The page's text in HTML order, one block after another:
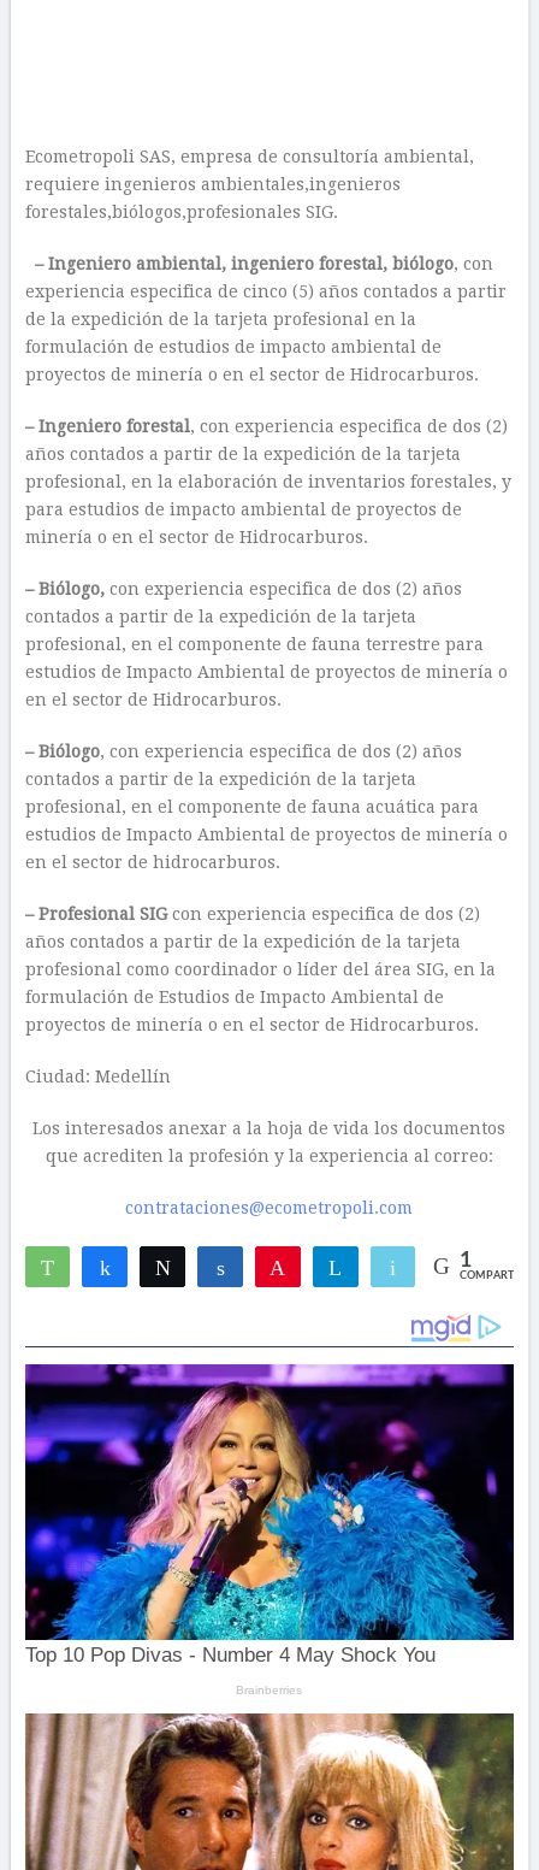
Ecometropoli SAS, empresa de consultoría ambiental,
requiere ingenieros ambientales,ingenieros
forestales,biólogos,profesionales SIG.
– Ingeniero ambiental, ingeniero forestal, biólogo, con
experiencia especifica de cinco (5) años contados a partir
de la expedición de la tarjeta profesional en la
formulación de estudios de impacto ambiental de
proyectos de minería o en el sector de Hidrocarburos.
– Ingeniero forestal, con experiencia especifica de dos (2)
años contados a partir de la expedición de la tarjeta
profesional, en la elaboración de inventarios forestales, y
para estudios de impacto ambiental de proyectos de
minería o en el sector de Hidrocarburos.
– Biólogo,con experiencia especifica de dos (2) años
contados a partir de la expedición de la tarjeta
profesional, en el componente de fauna terrestre para
estudios de Impacto Ambiental de proyectos de minería o
en el sector de Hidrocarburos.
– Biólogo, con experiencia especifica de dos (2) años
contados a partir de la expedición de la tarjeta
profesional, en el componente de fauna acuática para
estudios de Impacto Ambiental de proyectos de minería o
en el sector de hidrocarburos.
– Profesional SIGcon experiencia especifica de dos (2)
años contados a partir de la expedición de la tarjeta
profesional como coordinador o líder del área SIG, en la
formulación de Estudios de Impacto Ambiental de
proyectos de minería o en el sector de Hidrocarburos.
Ciudad: Medellín
Los interesados anexar a la hoja de vida los documentos
que acrediten la profesión y la experiencia al correo:
contrataciones@ecometropoli.com
WhatsAppCompartirTwittear Compartir Telegram Email 1
COMPARTIR